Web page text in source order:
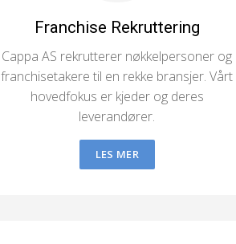
Franchise Rekruttering
Cappa AS rekrutterer nøkkelpersoner og
franchisetakere til en rekke bransjer. Vårt
hovedfokus er kjeder og deres
leverandører.
LES MER